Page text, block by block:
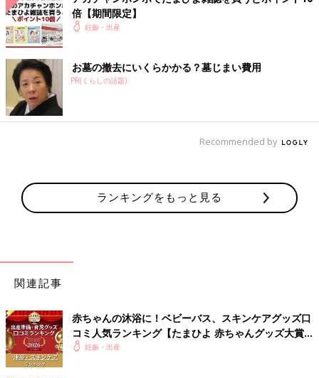
倍【期間限定】
妊娠・出産
お墓の撤去にいくらかかる？墓じまい費用
PR(くらしの話題)
Recommended by
ランキングをもっと見る
関連記事
赤ちゃんの沐浴に！ベビーバス、スキンケアグッズ口
コミ人気ランキング【たまひよ 赤ちゃんグッズ大賞
2026】
妊娠・出産